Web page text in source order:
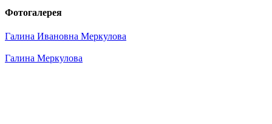
Фотогалерея
Галина Ивановна Меркулова
Галина Меркулова